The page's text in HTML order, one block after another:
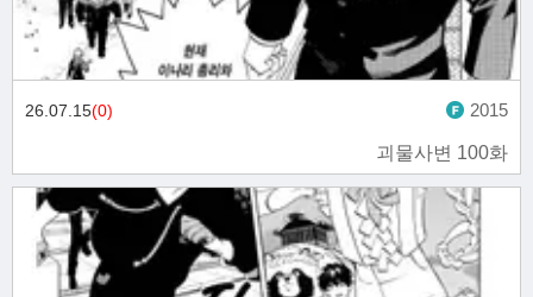
괴물사변 100화
26.07.15(0) 2015